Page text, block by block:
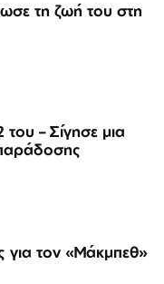
τη ζωή του στη
– Σίγησε μια
για τον «Μάκμπεθ»